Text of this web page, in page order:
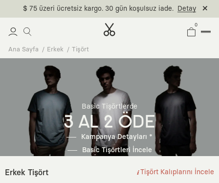
$ 75 üzeri ücretsiz kargo. 30 gün koşulsuz iade. Detay
0
Ana Sayfa Erkek Tişört
Basic Tişörtlerde
3 AL 2 ÖDE
Kampanya Detayları *
Basic Tişörtleri İncele
Erkek Tişört Tişört Kalıplarını İncele